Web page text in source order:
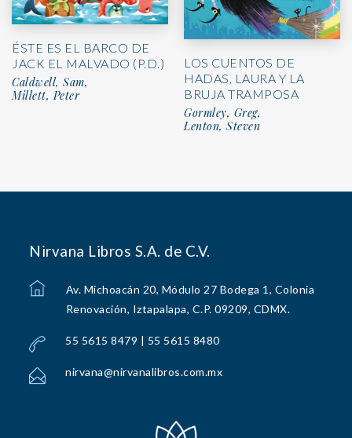
ÉSTE ES EL BARCO DE
JACK EL MALVADO (P.D.)
Caldwell, Sam,
Millett, Peter
LOS CUENTOS DE
HADAS, LAURA Y LA
BRUJA TRAMPOSA
Gormley, Greg,
Lenton, Steven
Nirvana Libros S.A. de C.V.
Av. Michoacán 20, Módulo 27 Bodega 1, Colonia
Renovación, Iztapalapa, C.P. 09209, CDMX.
55 5615 8479 | 55 5615 8480
nirvana@nirvanalibros.com.mx